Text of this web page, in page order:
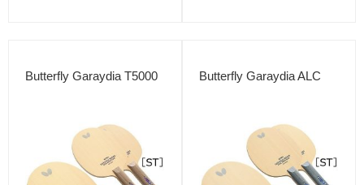
Butterfly Garaydia T5000 Butterfly Garaydia ALC